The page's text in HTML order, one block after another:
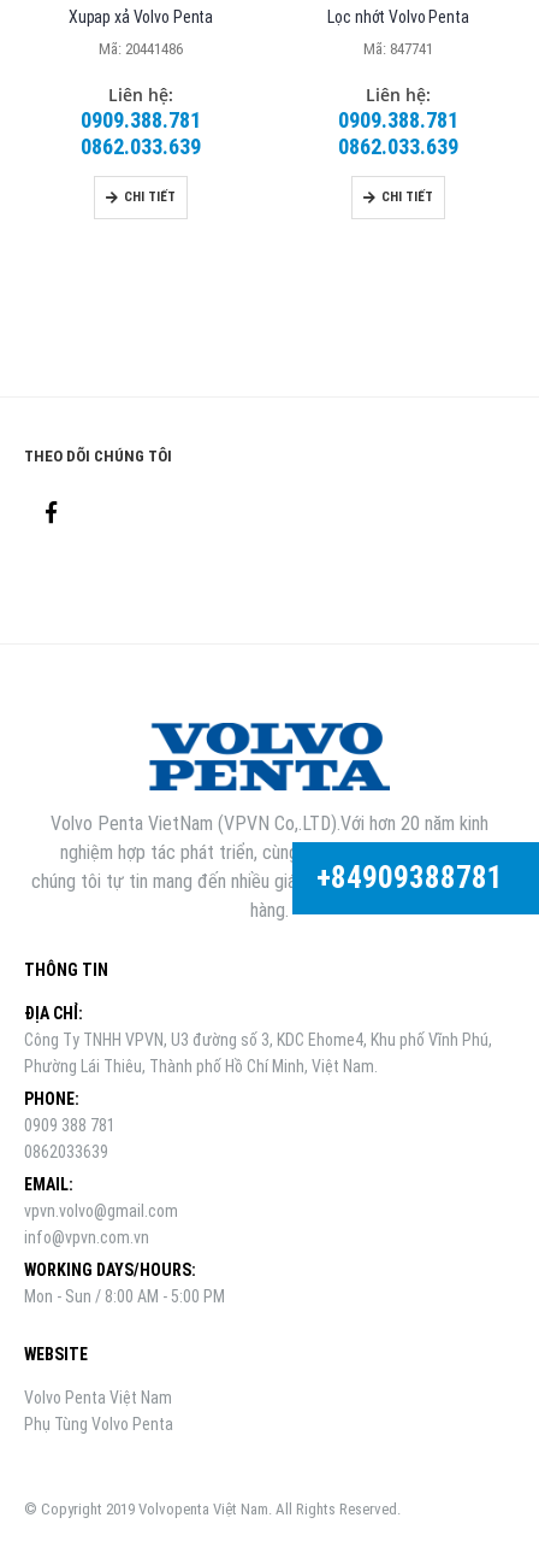
Xupap xả Volvo Penta
Mã: 20441486
Liên hệ:
0909.388.781
0862.033.639
CHI TIẾT
Lọc nhớt Volvo Penta
Mã: 847741
Liên hệ:
0909.388.781
0862.033.639
CHI TIẾT
THEO DÕI CHÚNG TÔI
Volvo Penta VietNam (VPVN Co,.LTD).Với hơn 20 năm kinh
nghiệm hợp tác phát triển, cùng những kỹ sư đầu ngành,
chúng tôi tự tin mang đến nhiều giá trị tuyệt vời nhất cho khách
hàng.
THÔNG TIN
ĐỊA CHỈ:
Công Ty TNHH VPVN, U3 đường số 3, KDC Ehome4, Khu phố Vĩnh Phú,
Phường Lái Thiêu, Thành phố Hồ Chí Minh, Việt Nam.
PHONE:
0909 388 781
0862033639
EMAIL:
vpvn.volvo@gmail.com
info@vpvn.com.vn
WORKING DAYS/HOURS:
Mon - Sun / 8:00 AM - 5:00 PM
WEBSITE
Volvo Penta Việt Nam
Phụ Tùng Volvo Penta
© Copyright 2019 Volvopenta Việt Nam. All Rights Reserved.
+84909388781